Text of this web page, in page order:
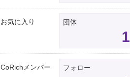
お気に入り 団体
1
CoRichメンバー フォロー